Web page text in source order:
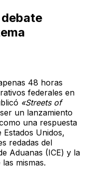
48 horas
federales en
«Streets of
un lanzamiento
una respuesta
Estados Unidos,
redadas del
Aduanas (ICE) y la
mismas.